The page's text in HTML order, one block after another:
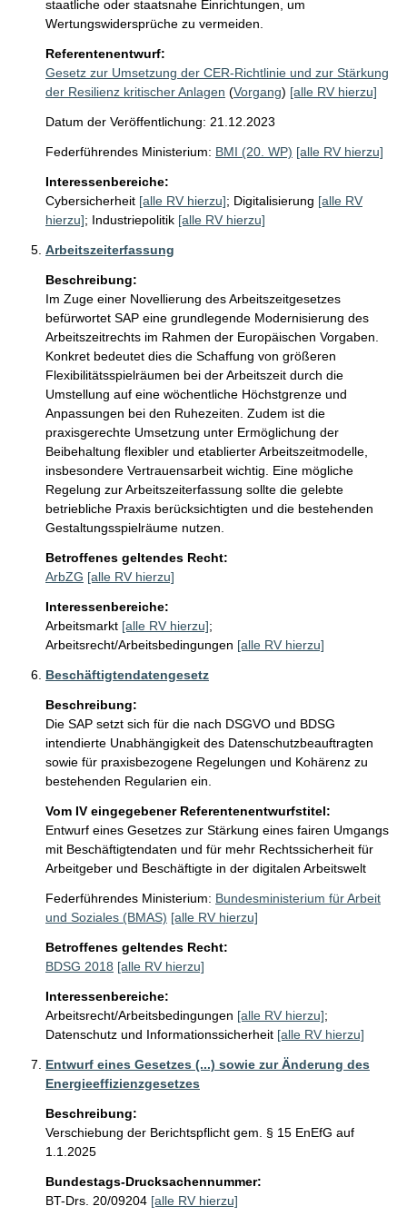
staatliche oder staatsnahe Einrichtungen, um
Wertungswidersprüche zu vermeiden.
Referentenentwurf:
Gesetz zur Umsetzung der CER-Richtlinie und zur Stärkung
der Resilienz kritischer Anlagen (Vorgang) [alle RV hierzu]
Datum der Veröffentlichung: 21.12.2023
Federführendes Ministerium: BMI (20. WP) [alle RV hierzu]
Interessenbereiche:
Cybersicherheit [alle RV hierzu]; Digitalisierung [alle RV
hierzu]; Industriepolitik [alle RV hierzu]
Arbeitszeiterfassung
Beschreibung:
Im Zuge einer Novellierung des Arbeitszeitgesetzes
befürwortet SAP eine grundlegende Modernisierung des
Arbeitszeitrechts im Rahmen der Europäischen Vorgaben.
Konkret bedeutet dies die Schaffung von größeren
Flexibilitätsspielräumen bei der Arbeitszeit durch die
Umstellung auf eine wöchentliche Höchstgrenze und
Anpassungen bei den Ruhezeiten. Zudem ist die
praxisgerechte Umsetzung unter Ermöglichung der
Beibehaltung flexibler und etablierter Arbeitszeitmodelle,
insbesondere Vertrauensarbeit wichtig. Eine mögliche
Regelung zur Arbeitszeiterfassung sollte die gelebte
betriebliche Praxis berücksichtigten und die bestehenden
Gestaltungsspielräume nutzen.
Betroffenes geltendes Recht:
ArbZG [alle RV hierzu]
Interessenbereiche:
Arbeitsmarkt [alle RV hierzu];
Arbeitsrecht/Arbeitsbedingungen [alle RV hierzu]
Beschäftigtendatengesetz
Beschreibung:
Die SAP setzt sich für die nach DSGVO und BDSG
intendierte Unabhängigkeit des Datenschutzbeauftragten
sowie für praxisbezogene Regelungen und Kohärenz zu
bestehenden Regularien ein.
Vom IV eingegebener Referentenentwurfstitel:
Entwurf eines Gesetzes zur Stärkung eines fairen Umgangs
mit Beschäftigtendaten und für mehr Rechtssicherheit für
Arbeitgeber und Beschäftigte in der digitalen Arbeitswelt
Federführendes Ministerium: Bundesministerium für Arbeit
und Soziales (BMAS) [alle RV hierzu]
Betroffenes geltendes Recht:
BDSG 2018 [alle RV hierzu]
Interessenbereiche:
Arbeitsrecht/Arbeitsbedingungen [alle RV hierzu];
Datenschutz und Informationssicherheit [alle RV hierzu]
Entwurf eines Gesetzes (...) sowie zur Änderung des
Energieeffizienzgesetzes
Beschreibung:
Verschiebung der Berichtspflicht gem. § 15 EnEfG auf
1.1.2025
Bundestags-Drucksachennummer:
BT-Drs. 20/09204 [alle RV hierzu]